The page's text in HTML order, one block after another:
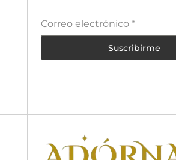
Correo electrónico*
Suscribirme